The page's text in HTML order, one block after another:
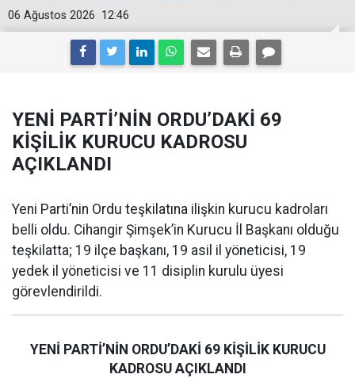
12:46
06 Ağustos 2026
YENİ PARTİ’NİN ORDU’DAKİ 69
KİŞİLİK KURUCU KADROSU
AÇIKLANDI
Yeni Parti’nin Ordu teşkilatına ilişkin kurucu kadroları
belli oldu. Cihangir Şimşek’in Kurucu İl Başkanı olduğu
teşkilatta; 19 ilçe başkanı, 19 asil il yöneticisi, 19
yedek il yöneticisi ve 11 disiplin kurulu üyesi
görevlendirildi.
YENİ PARTİ’NİN ORDU’DAKİ 69 KİŞİLİK KURUCU
KADROSU AÇIKLANDI